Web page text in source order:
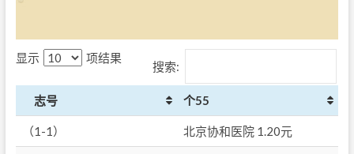
显示 项结果
搜索:
志号 个55
（1-1） 北京协和医院 1.20元